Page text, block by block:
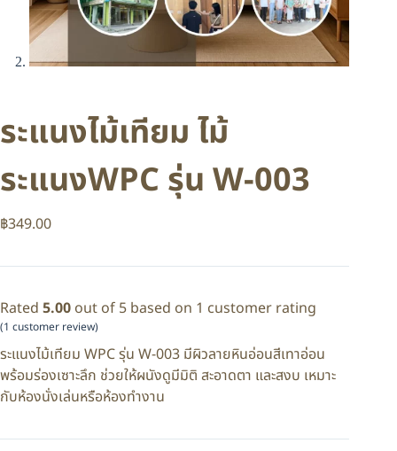
ระแนงไม้เทียม ไม้
ระแนงWPC รุ่น W-003
฿349.00
Rated 5.00 out of 5 based on 1 customer rating
(1 customer review)
ระแนงไม้เทียม WPC รุ่น W-003 มีผิวลายหินอ่อนสีเทาอ่อน
พร้อมร่องเซาะลึก ช่วยให้ผนังดูมีมิติ สะอาดตา และสงบ เหมาะ
กับห้องนั่งเล่นหรือห้องทำงาน